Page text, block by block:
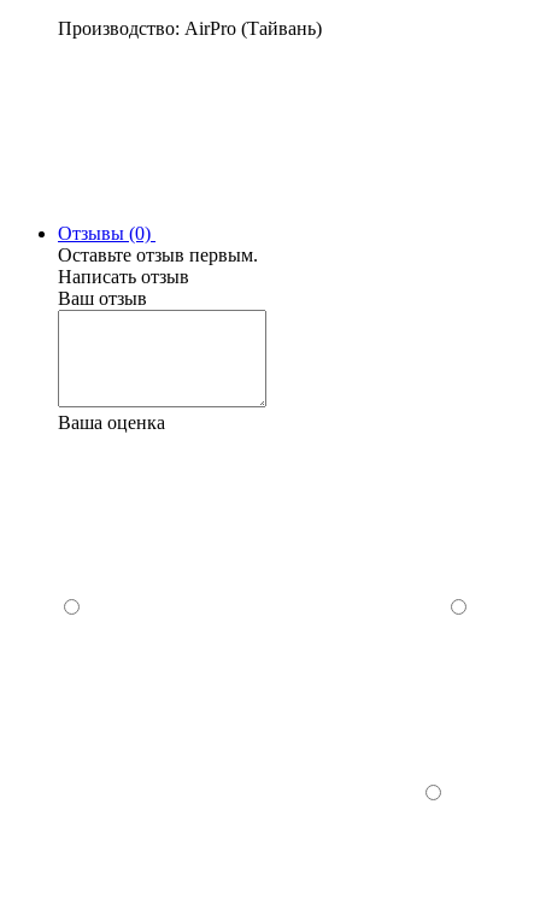
Производство: AirPro (Тайвань)
Отзывы (0)
Оставьте отзыв первым.
Написать отзыв
Ваш отзыв
Ваша оценка